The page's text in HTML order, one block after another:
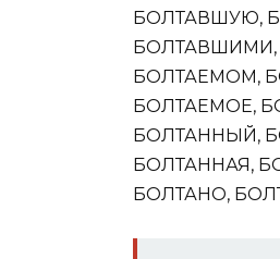
БОЛТАВШУЮ,
БОЛТАВШИМИ,
БОЛТАЕМОМ,
БОЛТАЕМОЕ,
БОЛТАННЫЙ,
БОЛТАННАЯ,
БОЛТАНО,